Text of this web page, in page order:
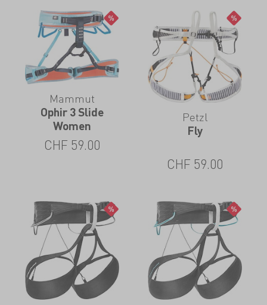
Mammut
Ophir 3 Slide
Women
CHF 59.00
Petzl
Fly
CHF 59.00